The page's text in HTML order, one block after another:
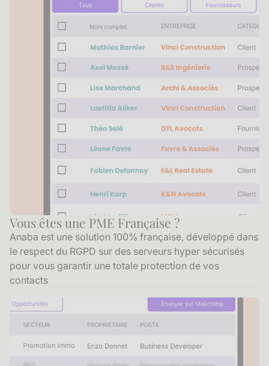
Vous êtes une PME Française ?
Anaba est une solution 100% française, développé dans
le respect du RGPD sur des serveurs hyper sécurisés
pour vous garantir une totale protection de vos
contacts